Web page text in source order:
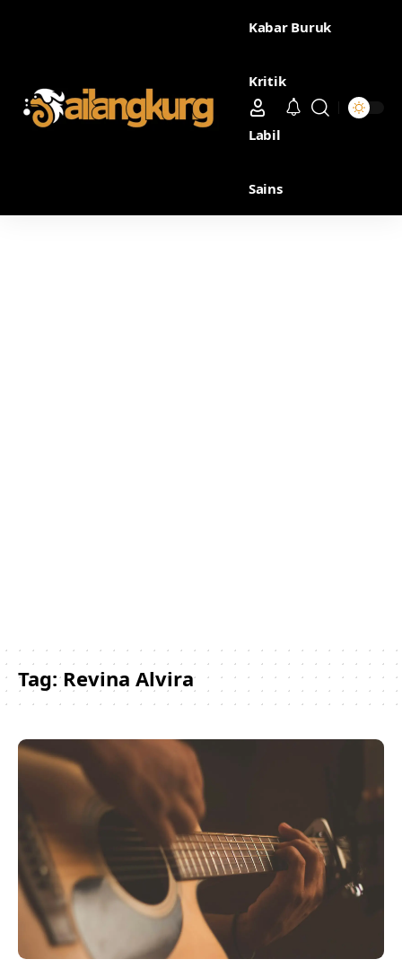
Kabar Buruk
Kritik
Labil
Sains
Tag:Revina Alvira